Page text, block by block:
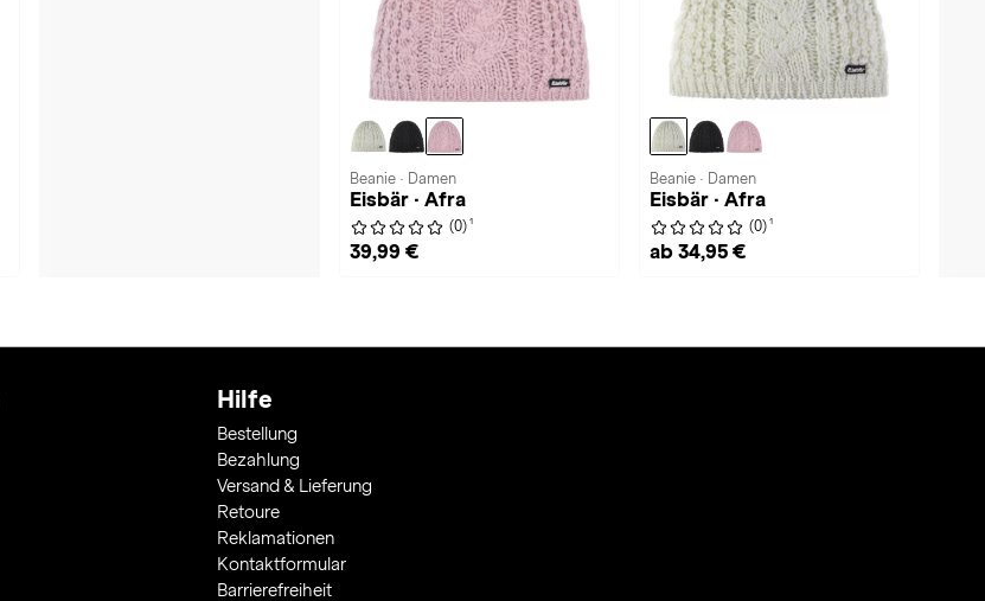
Beanie · Damen
Eisbär · Afra
(0) 1
39,99 €
Beanie · Damen
Eisbär · Afra
(0) 1
ab 34,95 €
Hilfe
Bestellung
Bezahlung
Versand & Lieferung
Retoure
Reklamationen
Kontaktformular
Barrierefreiheit